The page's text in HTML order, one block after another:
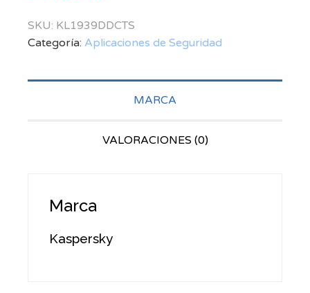
SKU: KL1939DDCTS
Categoría: Aplicaciones de Seguridad
MARCA
VALORACIONES (0)
Marca
Kaspersky